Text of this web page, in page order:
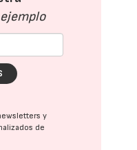
ejemplo
y
de